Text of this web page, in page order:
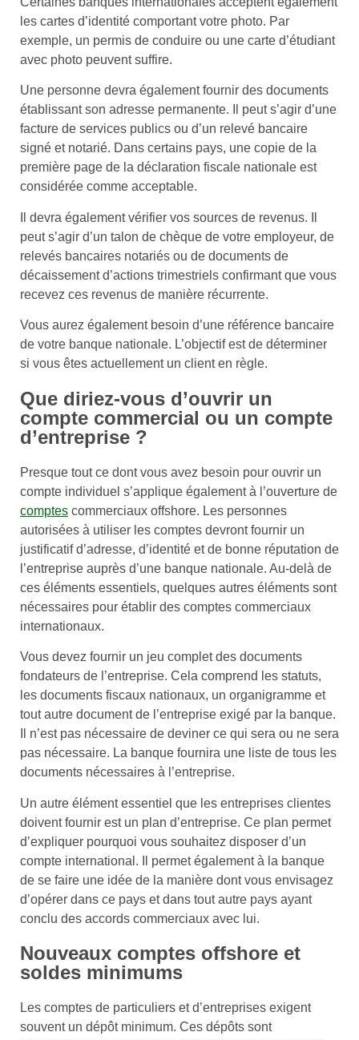
les cartes d’identité comportant votre photo. Par
exemple, un permis de conduire ou une carte d’étudiant
avec photo peuvent suffire.
Une personne devra également fournir des documents
établissant son adresse permanente. Il peut s’agir d’une
facture de services publics ou d’un relevé bancaire
signé et notarié. Dans certains pays, une copie de la
première page de la déclaration fiscale nationale est
considérée comme acceptable.
Il devra également vérifier vos sources de revenus. Il
peut s’agir d’un talon de chèque de votre employeur, de
relevés bancaires notariés ou de documents de
décaissement d’actions trimestriels confirmant que vous
recevez ces revenus de manière récurrente.
Vous aurez également besoin d’une référence bancaire
de votre banque nationale. L’objectif est de déterminer
si vous êtes actuellement un client en règle.
Que diriez-vous d’ouvrir un
compte commercial ou un compte
d’entreprise ?
Presque tout ce dont vous avez besoin pour ouvrir un
compte individuel s’applique également à l’ouverture de
comptes commerciaux offshore. Les personnes
autorisées à utiliser les comptes devront fournir un
justificatif d’adresse, d’identité et de bonne réputation de
l’entreprise auprès d’une banque nationale. Au-delà de
ces éléments essentiels, quelques autres éléments sont
nécessaires pour établir des comptes commerciaux
internationaux.
Vous devez fournir un jeu complet des documents
fondateurs de l’entreprise. Cela comprend les statuts,
les documents fiscaux nationaux, un organigramme et
tout autre document de l’entreprise exigé par la banque.
Il n’est pas nécessaire de deviner ce qui sera ou ne sera
pas nécessaire. La banque fournira une liste de tous les
documents nécessaires à l’entreprise.
Un autre élément essentiel que les entreprises clientes
doivent fournir est un plan d’entreprise. Ce plan permet
d’expliquer pourquoi vous souhaitez disposer d’un
compte international. Il permet également à la banque
de se faire une idée de la manière dont vous envisagez
d’opérer dans ce pays et dans tout autre pays ayant
conclu des accords commerciaux avec lui.
Nouveaux comptes offshore et
soldes minimums
Les comptes de particuliers et d’entreprises exigent
souvent un dépôt minimum. Ces dépôts sont